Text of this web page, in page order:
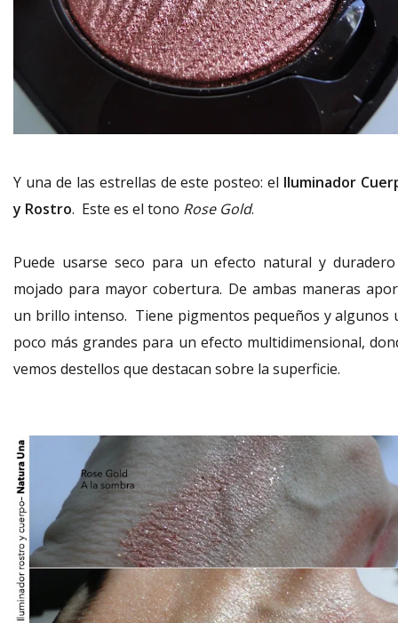
Y una de las estrellas de este posteo: el Iluminador
y Rostro. Este es el tono Rose Gold.
Puede usarse seco para un efecto natural y
mojado para mayor cobertura. De ambas maneras
un brillo intenso. Tiene pigmentos pequeños y algunos
poco más grandes para un efecto multidimensional,
vemos destellos que destacan sobre la superficie.